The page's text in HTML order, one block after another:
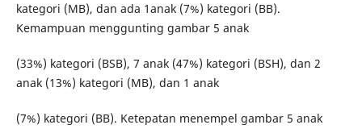
kategori (MB), dan ada 1anak (7%) kategori (BB).
Kemampuan menggunting gambar 5 anak
(33%) kategori (BSB), 7 anak (47%) kategori (BSH), dan 2
anak (13%) kategori (MB), dan 1 anak
(7%) kategori (BB). Ketepatan menempel gambar 5 anak